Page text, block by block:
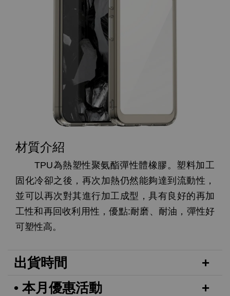
材質介紹
TPU為熱塑性聚氨酯彈性體橡膠。塑料加工
固化冷卻之後，再次加熱仍然能夠達到流動性，
並可以再次對其進行加工成型，具有良好的再加
工性和再回收利用性，優點:耐磨、耐油，彈性好
可塑性高。
出貨時間
• 本月優惠活動